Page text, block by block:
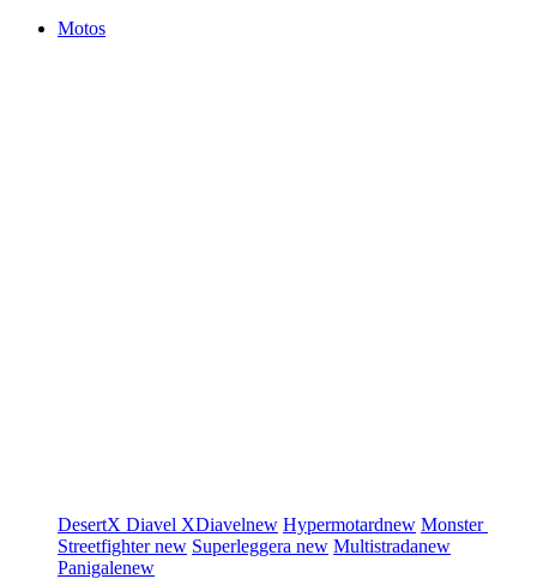
Motos
DesertX Diavel XDiavelnew Hypermotardnew Monster
Streetfighternew Superleggera new Multistradanew
Panigalenew